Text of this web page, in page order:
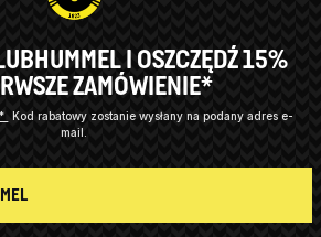
I OSZCZĘDŹ 15%
ZAMÓWIENIE*
Kod rabatowy zostanie wysłany na podany adres e-
mail.